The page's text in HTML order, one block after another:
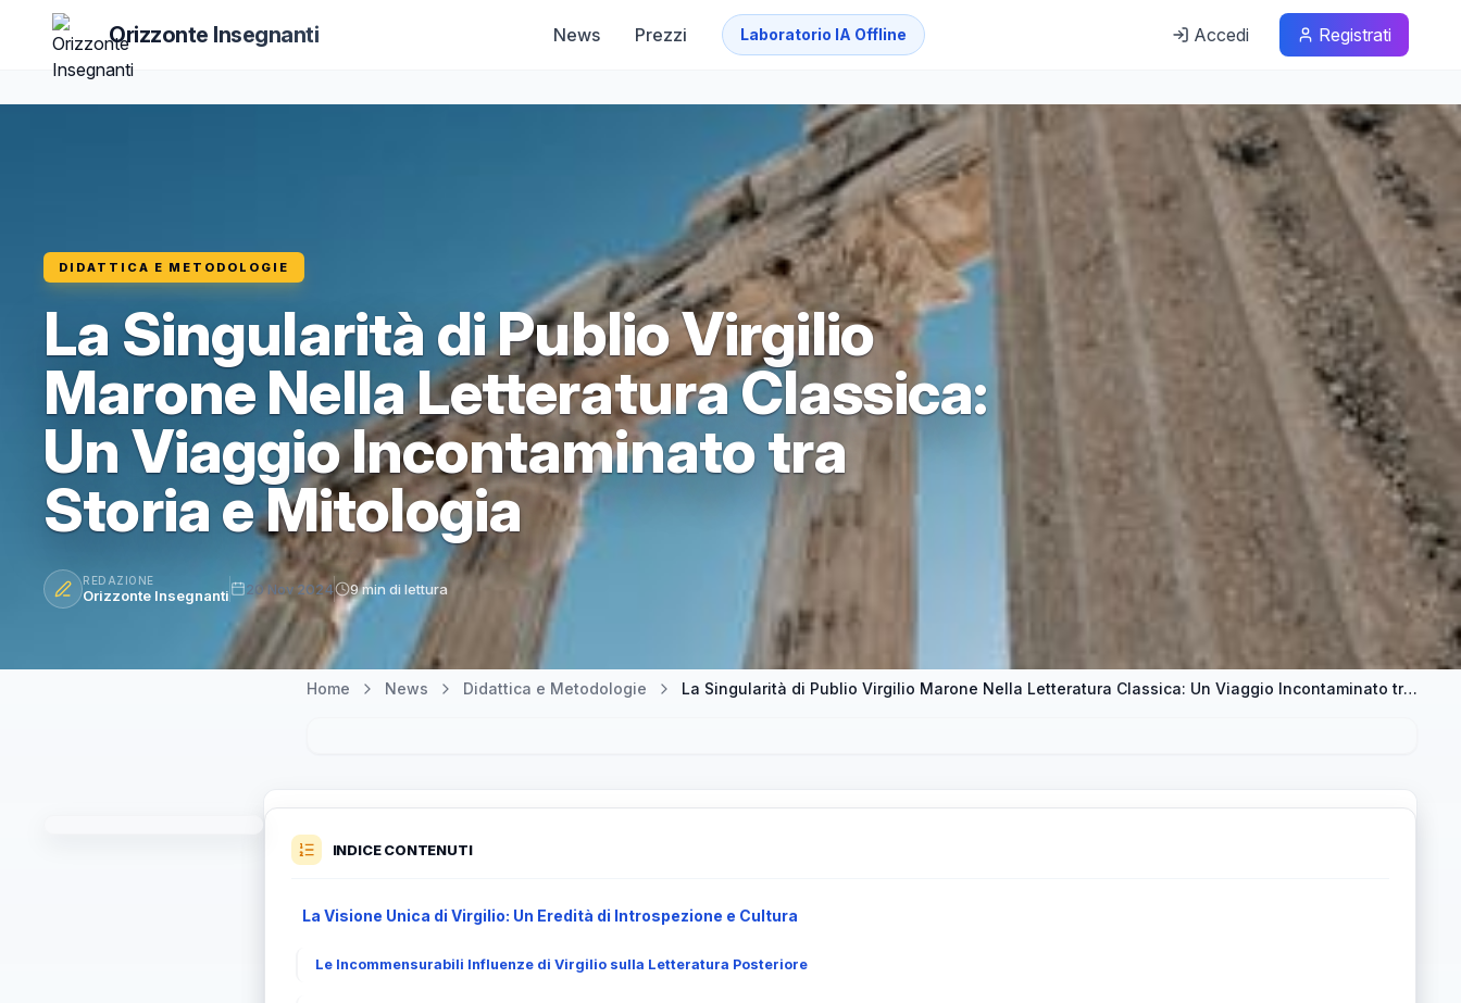
Orizzonte Insegnanti News Prezzi Laboratorio IA Offline Accedi Registrati
DIDATTICA E METODOLOGIE
La Singularità di Publio Virgilio
Marone Nella Letteratura Classica:
Un Viaggio Incontaminato tra
Storia e Mitologia
REDAZIONE
Orizzonte Insegnanti 20 Nov 2024 9 min di lettura
Home News Didattica e Metodologie La Singularità di Publio Virgilio Marone Nella Letteratura Classica: Un Viaggio Incontaminato tra Storia e Mitologia
INDICE CONTENUTI
La Visione Unica di Virgilio: Un Eredità di Introspezione e Cultura
Le Incommensurabili Influenze di Virgilio sulla Letteratura Posteriore